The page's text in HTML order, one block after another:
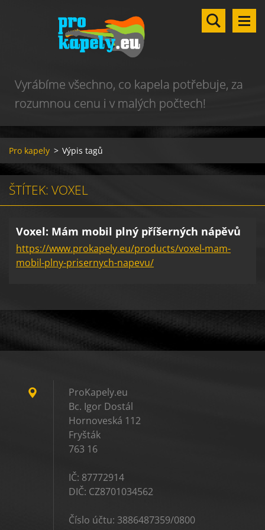
Vyrábíme všechno, co kapela potřebuje, za
rozumnou cenu i v malých počtech!
Pro kapely > Výpis tagů
ŠTÍTEK: VOXEL
Voxel: Mám mobil plný příšerných nápěvů
https://www.prokapely.eu/products/voxel-mam-
mobil-plny-prisernych-napevu/
ProKapely.eu
Bc. Igor Dostál
Hornoveská 112
Fryšták
763 16
IČ: 87772914
DIČ: CZ8701034562
Číslo účtu: 3886487359/0800